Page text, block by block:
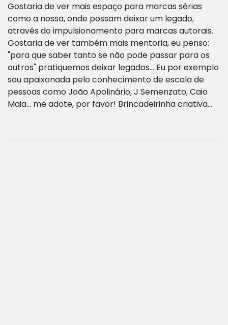
Gostaria de ver mais espaço para marcas sérias
como a nossa, onde possam deixar um legado,
através do impulsionamento para marcas autorais.
Gostaria de ver também mais mentoria, eu penso:
"para que saber tanto se não pode passar para os
outros" pratiquemos deixar legados... Eu por exemplo
sou apaixonada pelo conhecimento de escala de
pessoas como João Apolinário, J Semenzato, Caio
Maia… me adote, por favor! Brincadeirinha criativa...